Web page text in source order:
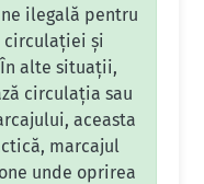
ilegală pentru
circulației și
alte situații,
circulația sau
aceasta
marcajul
unde oprirea